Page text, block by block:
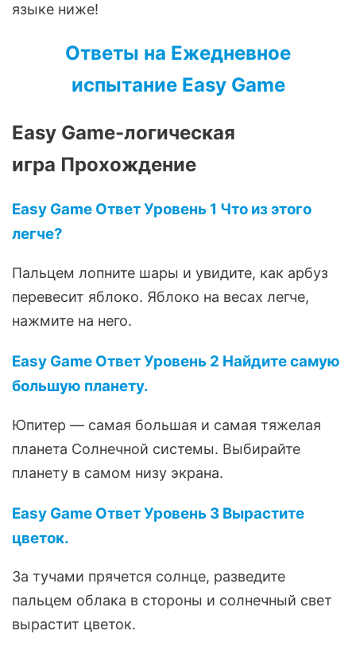
языке ниже!
Ответы на Ежедневное
испытание Easy Game
Easy Game-логическая
игра Прохождение
Easy Game Ответ Уровень 1 Что из этого
легче?
Пальцем лопните шары и увидите, как арбуз
перевесит яблоко. Яблоко на весах легче,
нажмите на него.
Easy Game Ответ Уровень 2 Найдите самую
большую планету.
Юпитер — самая большая и самая тяжелая
планета Солнечной системы. Выбирайте
планету в самом низу экрана.
Easy Game Ответ Уровень 3 Вырастите
цветок.
За тучами прячется солнце, разведите
пальцем облака в стороны и солнечный свет
вырастит цветок.